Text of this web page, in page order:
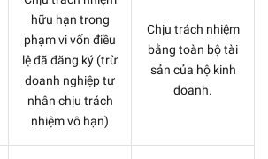
hữu hạn trong
phạm vi vốn điều
lệ đã đăng ký (trừ
doanh nghiệp tư
nhân chịu trách
nhiệm vô hạn)
Chịu trách nhiệm
bằng toàn bộ tài
sản của hộ kinh
doanh.